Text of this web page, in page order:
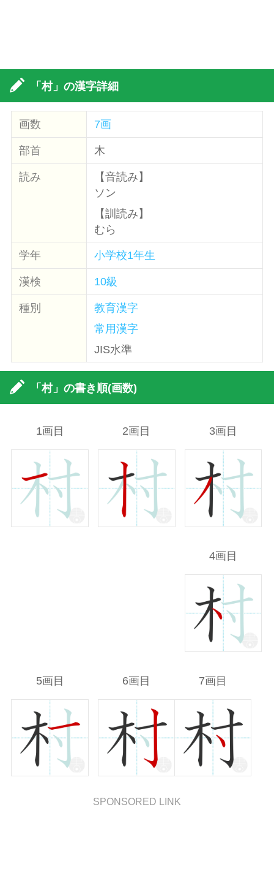
「村」の漢字詳細
画数 7画
部首 木
読み
【音読み】
ソン
【訓読み】
むら
学年 小学校1年生
漢検 10級
種別
教育漢字
常用漢字
JIS水準
「村」の書き順(画数)
1画目 2画目 3画目
4画目
5画目 6画目 7画目
SPONSORED LINK